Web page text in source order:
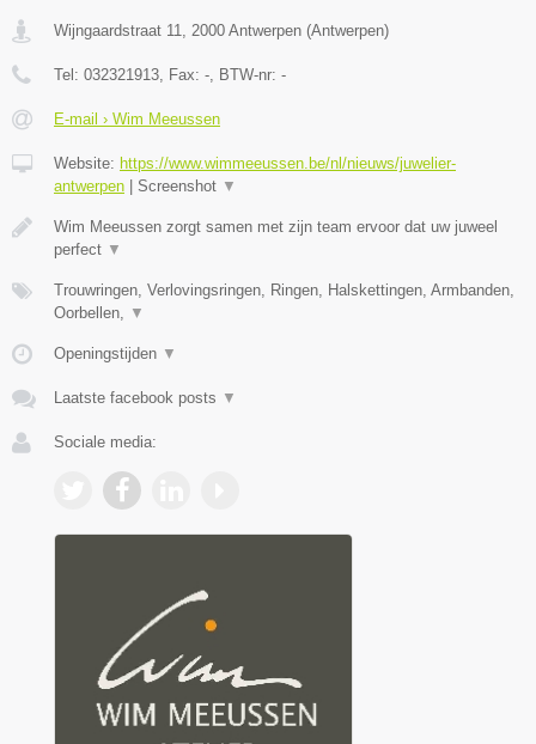
Wijngaardstraat 11, 2000 Antwerpen (Antwerpen)
Tel: 032321913, Fax: -, BTW-nr: -
E-mail › Wim Meeussen
Website: https://www.wimmeeussen.be/nl/nieuws/juwelier-
antwerpen
Screenshot ▼
Wim Meeussen zorgt samen met zijn team ervoor dat uw juweel
perfect ▼
Trouwringen, Verlovingsringen, Ringen, Halskettingen, Armbanden,
Oorbellen, ▼
Openingstijden ▼
Laatste facebook posts ▼
Sociale media: